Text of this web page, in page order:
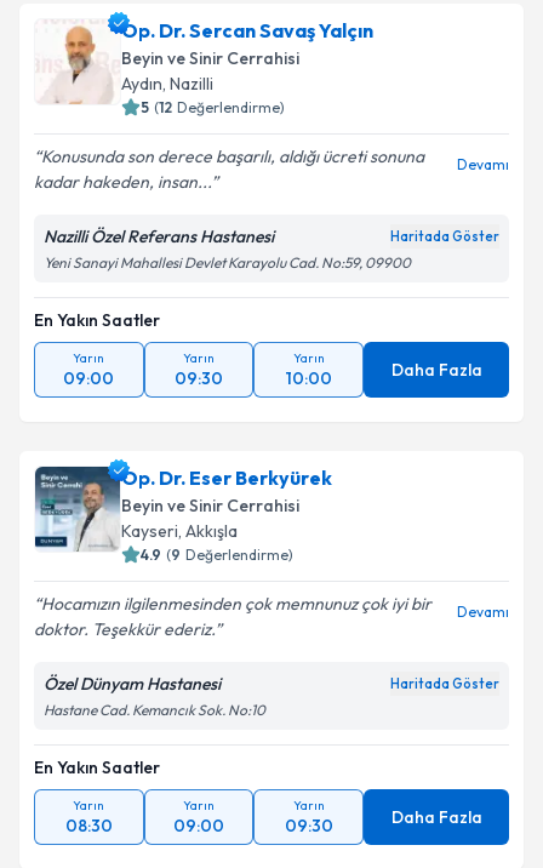
Op. Dr. Sercan Savaş Yalçın
Beyin ve Sinir Cerrahisi
Aydın, Nazilli
5 (12 Değerlendirme)
Konusunda son derece başarılı, aldığı ücreti sonuna
kadar hakeden, insan...
Devamı
Nazilli Özel Referans Hastanesi Haritada Göster
Yeni Sanayi Mahallesi Devlet Karayolu Cad. No:59, 09900
En Yakın Saatler
Yarın
09:00
Yarın
09:30
Yarın
10:00 Daha Fazla
Op. Dr. Eser Berkyürek
Beyin ve Sinir Cerrahisi
Kayseri, Akkışla
4.9 (9 Değerlendirme)
Hocamızın ilgilenmesinden çok memnunuz çok iyi bir
doktor. Teşekkür ederiz.
Devamı
Özel Dünyam Hastanesi Haritada Göster
Hastane Cad. Kemancık Sok. No:10
En Yakın Saatler
Yarın
08:30
Yarın
09:00
Yarın
09:30 Daha Fazla